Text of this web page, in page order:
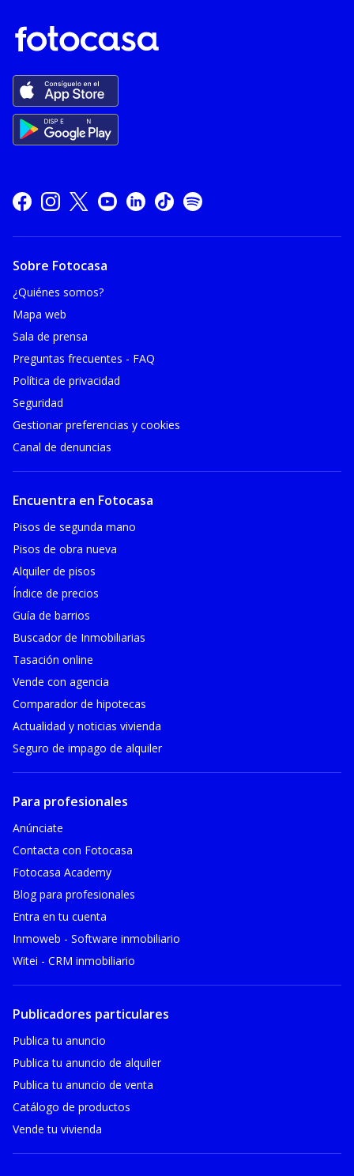
Sobre Fotocasa
¿Quiénes somos?
Mapa web
Sala de prensa
Preguntas frecuentes - FAQ
Política de privacidad
Seguridad
Gestionar preferencias y cookies
Canal de denuncias
Encuentra en Fotocasa
Pisos de segunda mano
Pisos de obra nueva
Alquiler de pisos
Índice de precios
Guía de barrios
Buscador de Inmobiliarias
Tasación online
Vende con agencia
Comparador de hipotecas
Actualidad y noticias vivienda
Seguro de impago de alquiler
Para profesionales
Anúnciate
Contacta con Fotocasa
Fotocasa Academy
Blog para profesionales
Entra en tu cuenta
Inmoweb - Software inmobiliario
Witei - CRM inmobiliario
Publicadores particulares
Publica tu anuncio
Publica tu anuncio de alquiler
Publica tu anuncio de venta
Catálogo de productos
Vende tu vivienda